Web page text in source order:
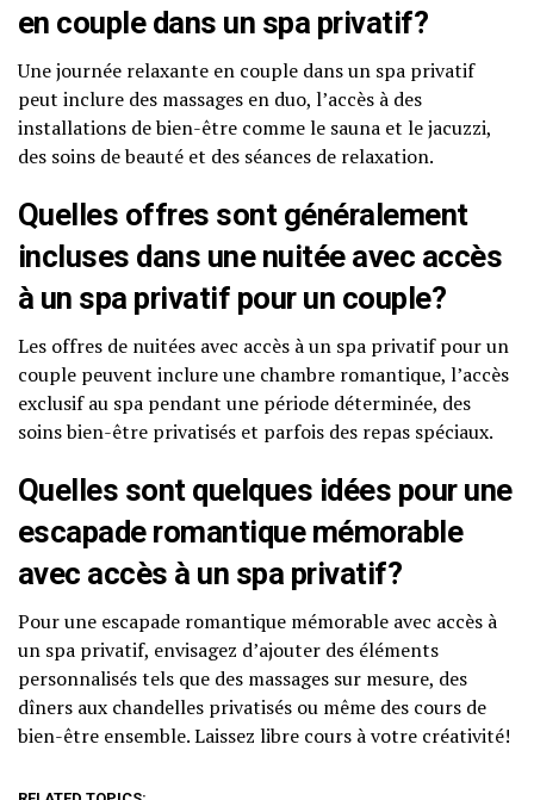
en couple dans un spa privatif?
Une journée relaxante en couple dans un spa privatif
peut inclure des massages en duo, l’accès à des
installations de bien-être comme le sauna et le jacuzzi,
des soins de beauté et des séances de relaxation.
Quelles offres sont généralement
incluses dans une nuitée avec accès
à un spa privatif pour un couple?
Les offres de nuitées avec accès à un spa privatif pour un
couple peuvent inclure une chambre romantique, l’accès
exclusif au spa pendant une période déterminée, des
soins bien-être privatisés et parfois des repas spéciaux.
Quelles sont quelques idées pour une
escapade romantique mémorable
avec accès à un spa privatif?
Pour une escapade romantique mémorable avec accès à
un spa privatif, envisagez d’ajouter des éléments
personnalisés tels que des massages sur mesure, des
dîners aux chandelles privatisés ou même des cours de
bien-être ensemble. Laissez libre cours à votre créativité!